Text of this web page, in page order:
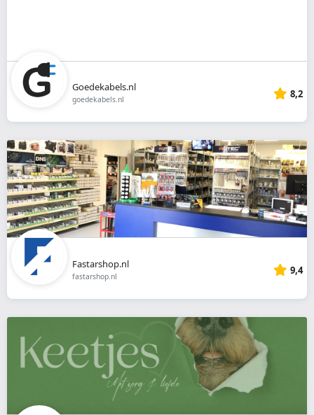
Goedekabels.nl
goedekabels.nl 8,2
Fastarshop.nl
fastarshop.nl 9,4